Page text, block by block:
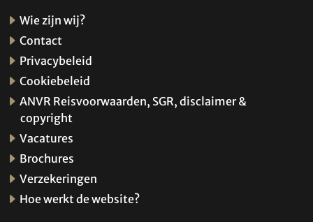
Meld u hier aan voor onze
Nieuwsbrief
Aanmelden